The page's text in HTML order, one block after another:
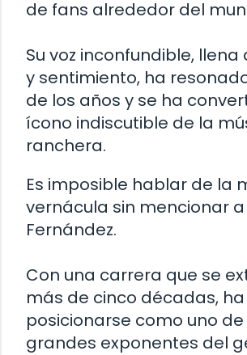
de fans alrededor del
Su voz inconfundible, llena
y sentimiento, ha
de los años y se ha
ícono indiscutible de la
ranchera.
Es imposible hablar de la
vernácula sin mencionar
Fernández.
Con una carrera que se
más de cinco décadas,
posicionarse como uno de
grandes exponentes del